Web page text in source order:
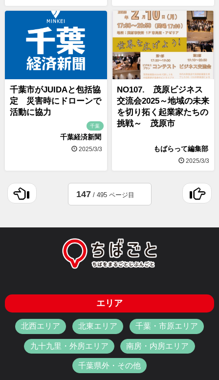
千葉市がJUIDAと包括協
定 災害時にドローンで
活動に協力
千葉
千葉経済新聞
2025/3/3
NO107. 茂原ビジネス
交流会2025～地域の未来
を切り拓く起業家たちの
挑戦～ 茂原市
もばらって編集部
2025/3/3
147 / 495 ページ目
エリア
北西エリア 北東エリア 千葉・市原エリア
九十九里・外房エリア 南房・内房エリア
千葉県外・その他